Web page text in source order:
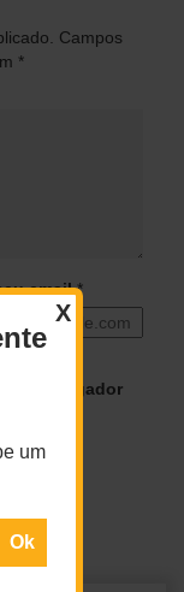
Campos
*
email *
navegador
um
X